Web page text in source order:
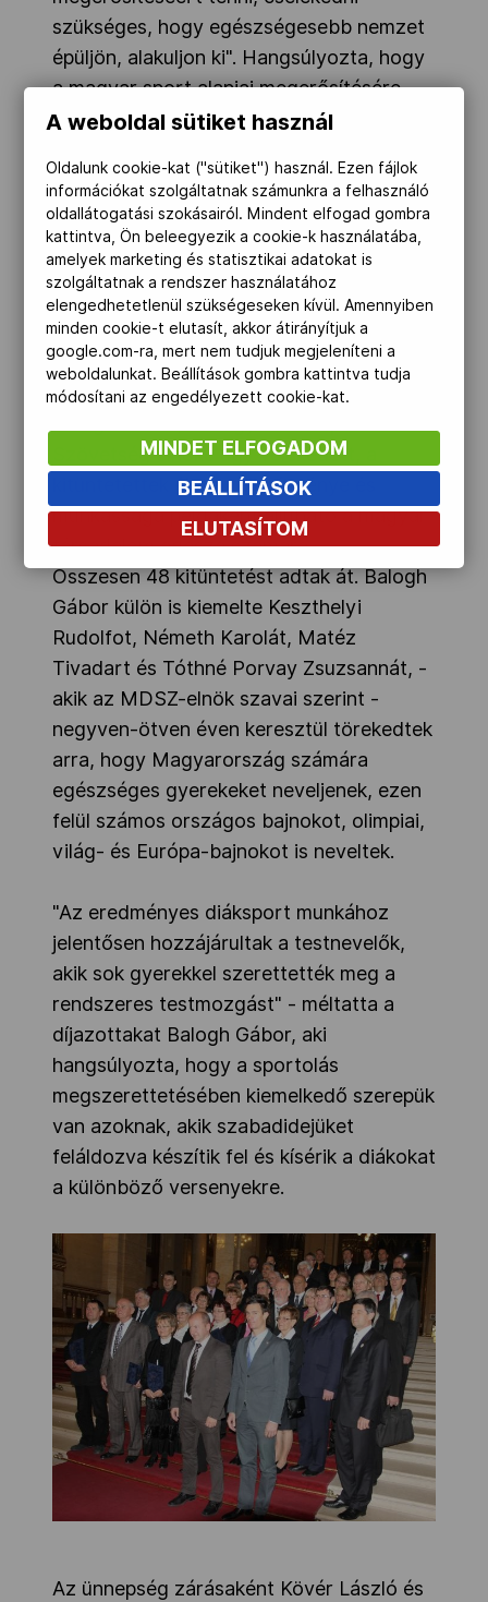
szükséges, hogy egészségesebb nemzet
épüljön, alakuljon ki". Hangsúlyozta, hogy
a magyar sport alapjai megerősítésére,
szélesítésére van szükség a mindennapos
elengedhetetlen segítséget az MDSZ -
fűzte hozzá, kitérve arra: a diákokat minél
korábban rá kell szoktatni, hogy
végezzenek rendszeres testedzést, mert
2010-ben a magyar társadalomnak
csupán nyolc-kilenc százaléka végzett
heti testmozgást.
Szövetség elnöke úgy vélekedett, a
kitüntetettek élete, teljesítménye és
munkássága példaként állítható a magyar
társadalom egésze számára.
Összesen 48 kitüntetést adtak át. Balogh
Gábor külön is kiemelte Keszthelyi
Rudolfot, Németh Karolát, Matéz
Tivadart és Tóthné Porvay Zsuzsannát, -
akik az MDSZ-elnök szavai szerint -
negyven-ötven éven keresztül törekedtek
arra, hogy Magyarország számára
egészséges gyerekeket neveljenek, ezen
felül számos országos bajnokot, olimpiai,
világ- és Európa-bajnokot is neveltek.
"Az eredményes diáksport munkához
jelentősen hozzájárultak a testnevelők,
akik sok gyerekkel szerettették meg a
rendszeres testmozgást" - méltatta a
díjazottakat Balogh Gábor, aki
hangsúlyozta, hogy a sportolás
megszerettetésében kiemelkedő szerepük
van azoknak, akik szabadidejüket
feláldozva készítik fel és kísérik a diákokat
a különböző versenyekre.
Az ünnepség zárásaként Kövér László és
A weboldal sütiket használ
Oldalunk cookie-kat ("sütiket") használ. Ezen fájlok
információkat szolgáltatnak számunkra a felhasználó
oldallátogatási szokásairól. Mindent elfogad gombra
kattintva, Ön beleegyezik a cookie-k használatába,
amelyek marketing és statisztikai adatokat is
szolgáltatnak a rendszer használatához
elengedhetetlenül szükségeseken kívül. Amennyiben
minden cookie-t elutasít, akkor átirányítjuk a
google.com-ra, mert nem tudjuk megjeleníteni a
weboldalunkat. Beállítások gombra kattintva tudja
módosítani az engedélyezett cookie-kat.
MINDET ELFOGADOM
BEÁLLÍTÁSOK
ELUTASÍTOM